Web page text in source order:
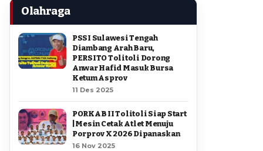
Olahraga
PSSI Sulawesi Tengah
Diambang Arah Baru,
PERSITO Tolitoli Dorong
Anwar Hafid Masuk Bursa
Ketum Asprov
11 Des 2025
PORKAB II Tolitoli Siap Start
| Mesin Cetak Atlet Menuju
Porprov X 2026 Dipanaskan
16 Nov 2025